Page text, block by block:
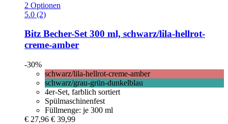
2 Optionen
5.0 (2)
Bitz Becher-​Set 300 ml, schwarz/lila-​hellrot-​
creme-​amber
-30%
schwarz/lila-hellrot-creme-amber
schwarz/grau-grün-dunkelblau
4er-Set, farblich sortiert
Spülmaschinenfest
Füllmenge: je 300 ml
€ 27,96 € 39,99